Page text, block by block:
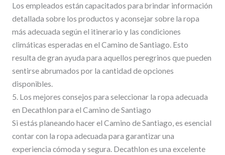
Los empleados están capacitados para brindar información
detallada sobre los productos y aconsejar sobre la ropa
más adecuada según el itinerario y las condiciones
climáticas esperadas en el Camino de Santiago. Esto
resulta de gran ayuda para aquellos peregrinos que pueden
sentirse abrumados por la cantidad de opciones
disponibles.
5. Los mejores consejos para seleccionar la ropa adecuada
en Decathlon para el Camino de Santiago
Si estás planeando hacer el Camino de Santiago, es esencial
contar con la ropa adecuada para garantizar una
experiencia cómoda y segura. Decathlon es una excelente